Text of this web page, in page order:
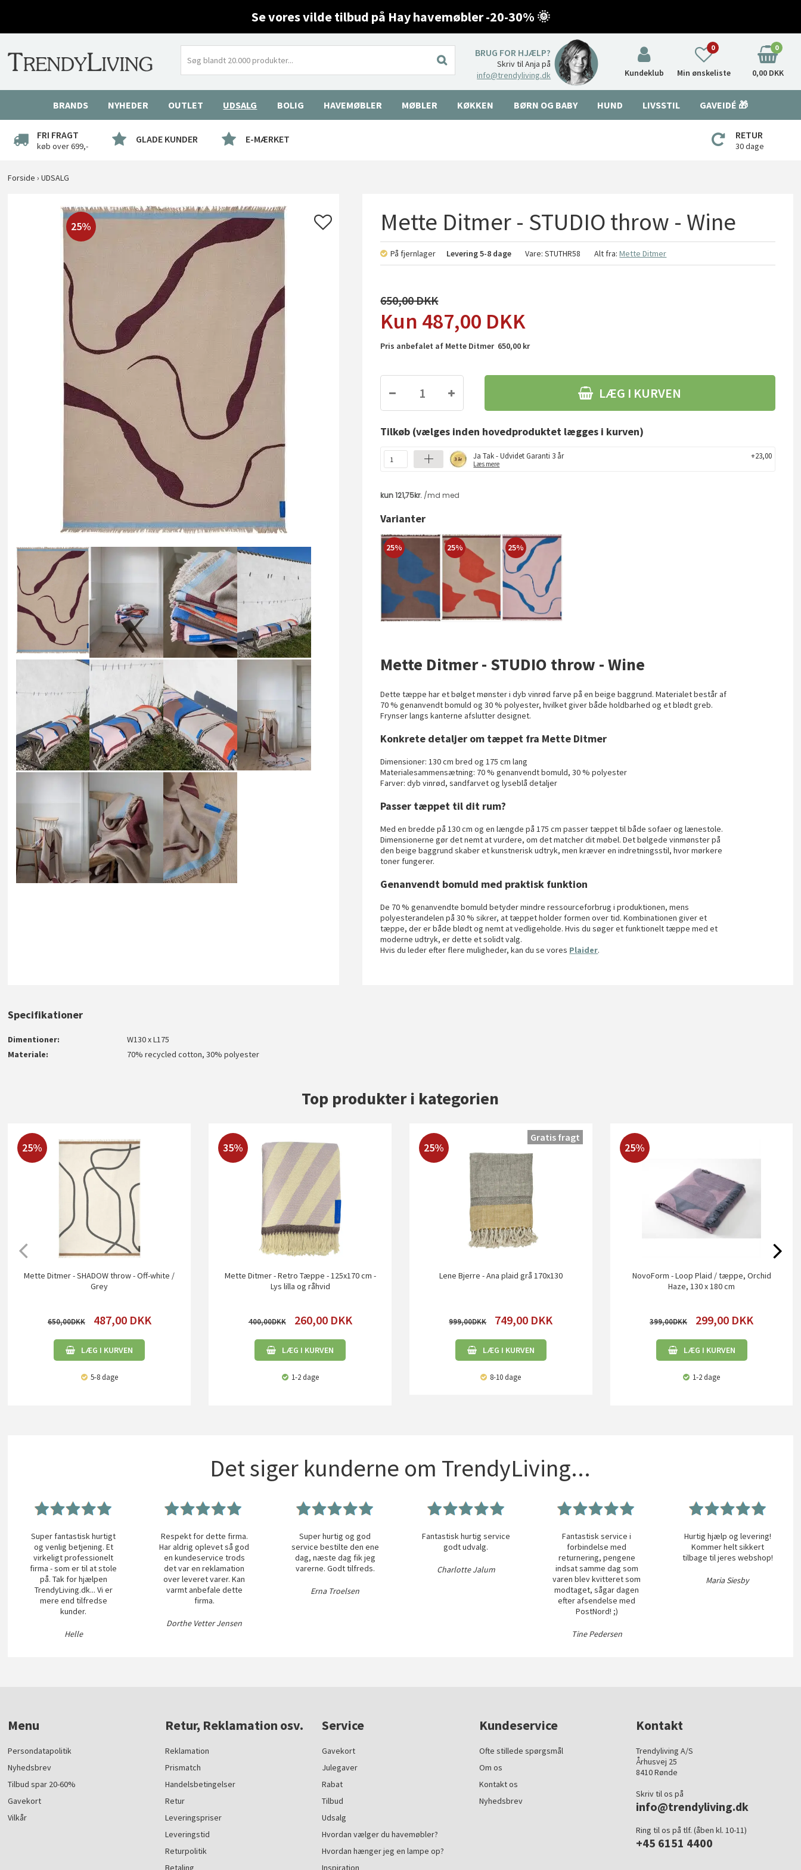
Se vores vilde tilbud på Hay havemøbler -20-30% 🌞
BRUG FOR HJÆLP?
Skriv til Anja på
info@trendyliving.dk
Kundeklub Min ønskeliste
0 0
0,00 DKK
BRANDS NYHEDER OUTLET UDSALG BOLIG HAVEMØBLER MØBLER KØKKEN BØRN OG BABY HUND LIVSSTIL GAVEIDÉ 🎁
FRI FRAGT
køb over 699,-
GLADE KUNDER E-MÆRKET RETUR
30 dage
Forside ›UDSALG
25% Mette Ditmer - STUDIO throw - Wine
På fjernlager Levering5-8 dage Vare:STUTHR58 Alt fra:Mette Ditmer
650,00
487,00 DKK
Pris anbefalet af Mette Ditmer 650,00 kr
LÆG I KURVEN
Tilkøb (vælges inden hovedproduktet lægges i kurven)
Ja Tak - Udvidet Garanti 3 år
Læs mere
+23,00
Varianter
25% 25% 25%
Mette Ditmer - STUDIO throw - Wine
Dette tæppe har et bølget mønster i dyb vinrød farve på en beige baggrund. Materialet består af
70 % genanvendt bomuld og 30 % polyester, hvilket giver både holdbarhed og et blødt greb.
Frynser langs kanterne afslutter designet.
Konkrete detaljer om tæppet fra Mette Ditmer
Dimensioner: 130 cm bred og 175 cm lang
Materialesammensætning: 70 % genanvendt bomuld, 30 % polyester
Farver: dyb vinrød, sandfarvet og lyseblå detaljer
Passer tæppet til dit rum?
Med en bredde på 130 cm og en længde på 175 cm passer tæppet til både sofaer og lænestole.
Dimensionerne gør det nemt at vurdere, om det matcher dit møbel. Det bølgede vinmønster på
den beige baggrund skaber et kunstnerisk udtryk, men kræver en indretningsstil, hvor mørkere
toner fungerer.
Genanvendt bomuld med praktisk funktion
De 70 % genanvendte bomuld betyder mindre ressourceforbrug i produktionen, mens
polyesterandelen på 30 % sikrer, at tæppet holder formen over tid. Kombinationen giver et
tæppe, der er både blødt og nemt at vedligeholde. Hvis du søger et funktionelt tæppe med et
moderne udtryk, er dette et solidt valg.
Hvis du leder efter flere muligheder, kan du se vores Plaider.
Specifikationer
Dimentioner
W130 x L175
Materiale
70% recycled cotton, 30% polyester
Top produkter i kategorien
25%
Mette Ditmer - SHADOW throw - Off-white /
Grey
650,00 487,00 DKK
LÆG I KURVEN
5-8 dage
35%
Mette Ditmer - Retro Tæppe - 125x170 cm -
Lys lilla og råhvid
400,00 260,00 DKK
LÆG I KURVEN
1-2 dage
25%
Lene Bjerre - Ana plaid grå 170x130
999,00 749,00 DKK
LÆG I KURVEN
8-10 dage
Gratis fragt
25%
NovoForm - Loop Plaid / tæppe, Orchid
Haze, 130 x 180 cm
399,00 299,00 DKK
LÆG I KURVEN
1-2 dage
Det siger kunderne om TrendyLiving...
Super fantastisk hurtigt
og venlig betjening. Et
virkeligt professionelt
firma - som er til at stole
på. Tak for hjælpen
TrendyLiving.dk... Vi er
mere end tilfredse
kunder.
Helle
Respekt for dette firma.
Har aldrig oplevet så god
en kundeservice trods
det var en reklamation
over leveret varer. Kan
varmt anbefale dette
firma.
Dorthe Vetter Jensen
Super hurtig og god
service bestilte den ene
dag, næste dag fik jeg
varerne. Godt tilfreds.
Erna Troelsen
Fantastisk hurtig service
godt udvalg.
Charlotte Jalum
Fantastisk service i
forbindelse med
returnering, pengene
indsat samme dag som
varen blev kvitteret som
modtaget, sågar dagen
efter afsendelse med
PostNord! ;)
Tine Pedersen
Hurtig hjælp og levering!
Kommer helt sikkert
tilbage til jeres webshop!
Maria Siesby
Menu
Persondatapolitik
Nyhedsbrev
Tilbud spar 20-60%
Gavekort
Vilkår
Retur, Reklamation osv.
Reklamation
Prismatch
Handelsbetingelser
Retur
Leveringspriser
Leveringstid
Returpolitik
Betaling
Service
Gavekort
Julegaver
Rabat
Tilbud
Udsalg
Hvordan vælger du havemøbler?
Hvordan hænger jeg en lampe op?
Inspiration
Kundeservice
Ofte stillede spørgsmål
Om os
Kontakt os
Nyhedsbrev
Kontakt
Trendyliving A/S
Århusvej 25
8410 Rønde
Skriv til os på
info@trendyliving.dk
Ring til os på tlf. (åben kl. 10-11)
+45 6151 4400